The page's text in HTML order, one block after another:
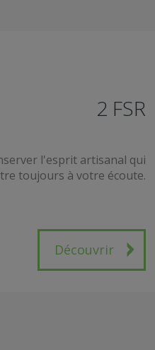
2 FSR
l'esprit artisanal qui
toujours à votre écoute.
Découvrir